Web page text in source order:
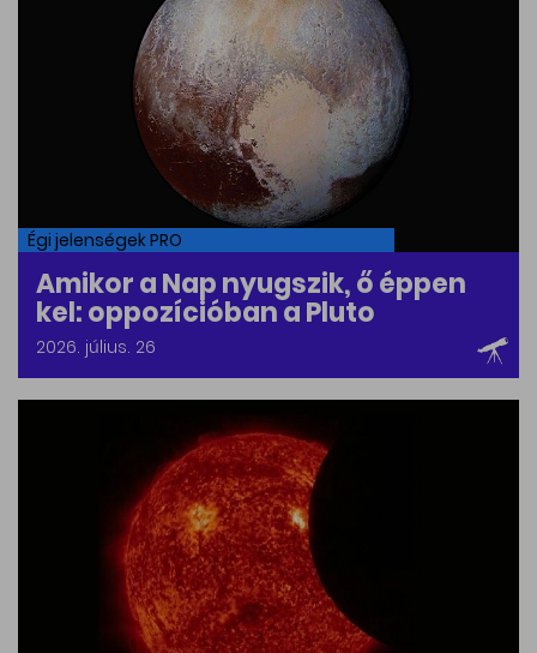
Égi jelenségek PRO
Amikor a Nap nyugszik, ő éppen
kel: oppozícióban a Pluto
2026. július. 26